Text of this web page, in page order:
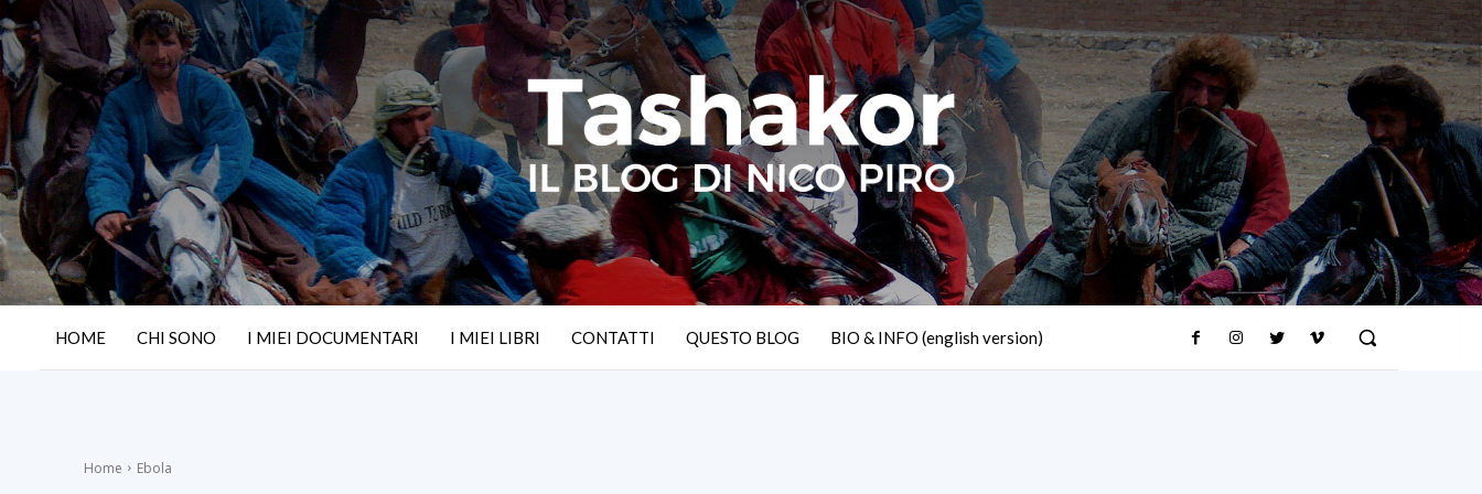
HOME CHI SONO I MIEI DOCUMENTARI I MIEI LIBRI CONTATTI QUESTO BLOG BIO & INFO (english version)
Home Ebola